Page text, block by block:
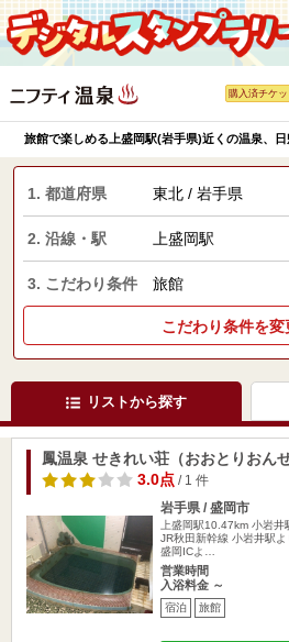
購入済チケ
旅館で楽しめる上盛岡駅(岩手県)近くの温泉、
1. 都道府県 東北 / 岩手県
2. 沿線・駅 上盛岡駅
3. こだわり条件 旅館
こだわり条件を変
リストから探す
鳳温泉 せきれい荘（おおとりおんせ
3.0点/ 1 件
岩手県 / 盛岡市
上盛岡駅10.47km 小岩井
JR秋田新幹線 小岩井駅
盛岡ICよ…
営業時間
入浴料金 ～
宿泊 旅館